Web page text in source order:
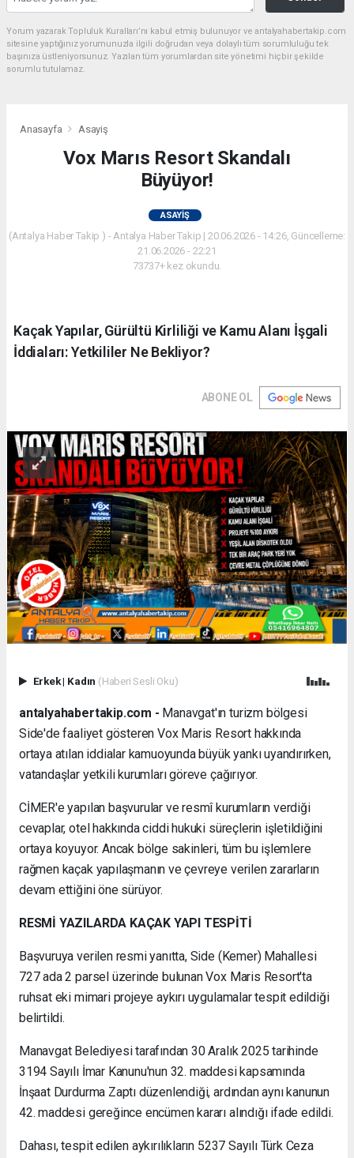
Yorum yazarak Topluluk Kuralları’nı kabul etmiş bulunuyor ve antalyahabertakip.com
sitesine yaptığınız yorumunuzla ilgili doğrudan veya dolaylı tüm sorumluluğu tek
başınıza üstleniyorsunuz. Yazılan tüm yorumlardan site yönetimi hiçbir şekilde
sorumlu tutulamaz.
Anasayfa Asayiş
Vox Marıs Resort Skandalı
Büyüyor!
ASAYIŞ
(Antalya Haber Takip ) - Antalya Haber Takip | 20.06.2026 - 14:26, Güncelleme:
21.06.2026 - 22:21
73737+ kez okundu.
Kaçak Yapılar, Gürültü Kirliliği ve Kamu Alanı İşgali
İddiaları: Yetkililer Ne Bekliyor?
ABONE OL
Erkek| Kadın (Haberi Sesli Oku)
antalyahabertakip.com - Manavgat'ın turizm bölgesi
Side'de faaliyet gösteren Vox Maris Resort hakkında
ortaya atılan iddialar kamuoyunda büyük yankı uyandırırken,
vatandaşlar yetkili kurumları göreve çağırıyor.
CİMER'e yapılan başvurular ve resmî kurumların verdiği
cevaplar, otel hakkında ciddi hukuki süreçlerin işletildiğini
ortaya koyuyor. Ancak bölge sakinleri, tüm bu işlemlere
rağmen kaçak yapılaşmanın ve çevreye verilen zararların
devam ettiğini öne sürüyor.
RESMİ YAZILARDA KAÇAK YAPI TESPİTİ
Başvuruya verilen resmi yanıtta, Side (Kemer) Mahallesi
727 ada 2 parsel üzerinde bulunan Vox Maris Resort'ta
ruhsat eki mimari projeye aykırı uygulamalar tespit edildiği
belirtildi.
Manavgat Belediyesi tarafından 30 Aralık 2025 tarihinde
3194 Sayılı İmar Kanunu'nun 32. maddesi kapsamında
İnşaat Durdurma Zaptı düzenlendiği, ardından aynı kanunun
42. maddesi gereğince encümen kararı alındığı ifade edildi.
Dahası, tespit edilen aykırılıkların 5237 Sayılı Türk Ceza